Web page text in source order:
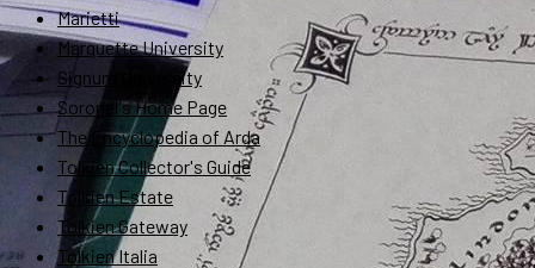
Marietti
Marquette University
Signum University
Soronel's Home Page
The Encyclopedia of Arda
Tolkien Collector's Guide
Tolkien Estate
Tolkien Gateway
Tolkien Italia